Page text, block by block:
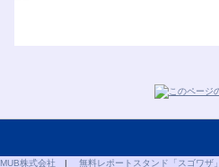
MUB株式会社 | 無料レポートスタンド「スゴワザ」